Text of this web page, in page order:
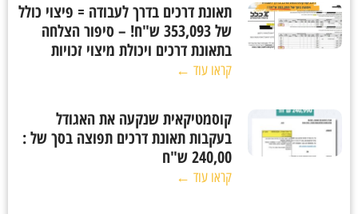
תאונת דרכים בדרך לעבודה = פיצוי כולל
של 353,093 ש"ח! – סיפור הצלחה
בתאונת דרכים ויכולת מיצוי זכויות
קראו עוד ←
קוסמטיקאית שנקעה את האגודל
בעקבות תאונת דרכים תפוצה בסך של :
240,00 ש"ח
קראו עוד ←